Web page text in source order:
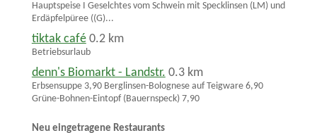
Hauptspeise I Geselchtes vom Schwein mit Specklinsen (LM) und
Erdäpfelpüree ((G)...
tiktak café 0.2 km
Betriebsurlaub
denn's Biomarkt - Landstr. 0.3 km
Erbsensuppe 3,90 Berglinsen-Bolognese auf Teigware 6,90
Grüne-Bohnen-Eintopf (Bauernspeck) 7,90
Neu eingetragene Restaurants